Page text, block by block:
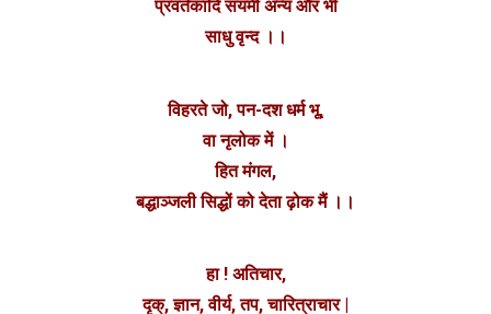
प्रवर्तकादि संयमी अन्य और भी
साधु वृन्द ।।
विहरते जो, पन-दश धर्म भू,
वा नृलोक में ।
हित मंगल,
बद्धाञ्जली सिद्धों को देता ढ़ोक मैं ।।
हा ! अतिचार,
दृक्, ज्ञान, वीर्य, तप, चारित्राचार |